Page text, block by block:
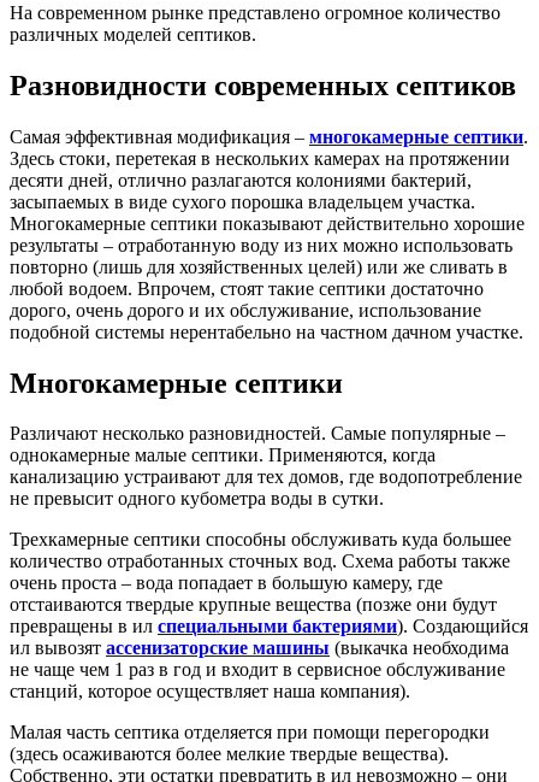
На современном рынке представлено огромное количество
различных моделей септиков.
Разновидности современных септиков
Самая эффективная модификация – многокамерные септики.
Здесь стоки, перетекая в нескольких камерах на протяжении
десяти дней, отлично разлагаются колониями бактерий,
засыпаемых в виде сухого порошка владельцем участка.
Многокамерные септики показывают действительно хорошие
результаты – отработанную воду из них можно использовать
повторно (лишь для хозяйственных целей) или же сливать в
любой водоем. Впрочем, стоят такие септики достаточно
дорого, очень дорого и их обслуживание, использование
подобной системы нерентабельно на частном дачном участке.
Многокамерные септики
Различают несколько разновидностей. Самые популярные –
однокамерные малые септики. Применяются, когда
канализацию устраивают для тех домов, где водопотребление
не превысит одного кубометра воды в сутки.
Трехкамерные септики способны обслуживать куда большее
количество отработанных сточных вод. Схема работы также
очень проста – вода попадает в большую камеру, где
отстаиваются твердые крупные вещества (позже они будут
превращены в ил специальными бактериями). Создающийся
ил вывозят ассенизаторские машины (выкачка необходима
не чаще чем 1 раз в год и входит в сервисное обслуживание
станций, которое осуществляет наша компания).
Малая часть септика отделяется при помощи перегородки
(здесь осаживаются более мелкие твердые вещества).
Собственно, эти остатки превратить в ил невозможно – они